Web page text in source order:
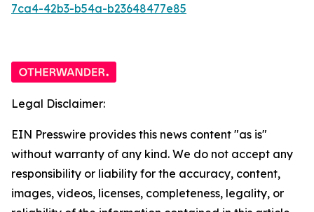
7ca4-42b3-b54a-b23648477e85
Legal Disclaimer:
EIN Presswire provides this news content "as is"
without warranty of any kind. We do not accept any
responsibility or liability for the accuracy, content,
images, videos, licenses, completeness, legality, or